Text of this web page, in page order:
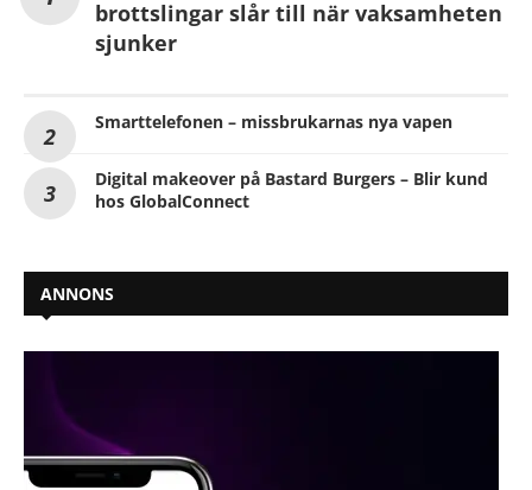
brottslingar slår till när vaksamheten
sjunker
Smarttelefonen – missbrukarnas nya vapen
Digital makeover på Bastard Burgers – Blir kund
hos GlobalConnect
ANNONS